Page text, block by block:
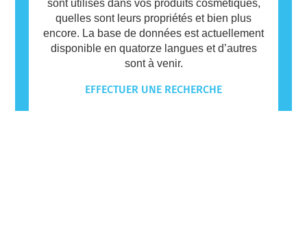
sont utilisés dans vos produits cosmétiques,
quelles sont leurs propriétés et bien plus
encore. La base de données est actuellement
disponible en quatorze langues et d’autres
sont à venir.
EFFECTUER UNE RECHERCHE